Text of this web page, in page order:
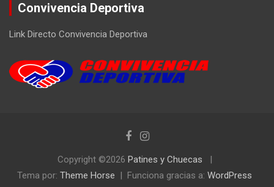
Convivencia Deportiva
Link Directo Convivencia Deportiva
Copyright ©2026 Patines y Chuecas
Tema por: Theme Horse Funciona gracias a: WordPress